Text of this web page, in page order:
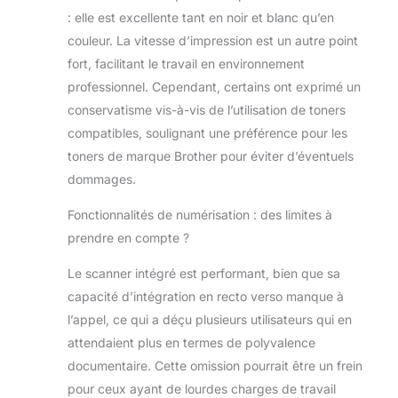
noir et 1 000 pages en couleur
: elle est excellente tant en noir et blanc qu’en
couleur. La vitesse d’impression est un autre point
fort, facilitant le travail en environnement
professionnel. Cependant, certains ont exprimé un
conservatisme vis-à-vis de l’utilisation de toners
compatibles, soulignant une préférence pour les
toners de marque Brother pour éviter d’éventuels
dommages.
Fonctionnalités de numérisation : des limites à
prendre en compte ?
Le scanner intégré est performant, bien que sa
capacité d’intégration en recto verso manque à
l’appel, ce qui a déçu plusieurs utilisateurs qui en
attendaient plus en termes de polyvalence
documentaire. Cette omission pourrait être un frein
pour ceux ayant de lourdes charges de travail